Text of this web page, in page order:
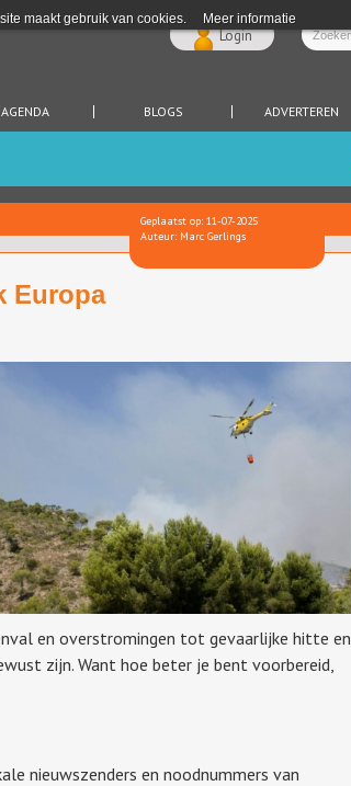
maakt gebruik van cookies. Meer informatie
Login
AGENDA BLOGS ADVERTEREN
Geplaatst op: 11-07-2025
Auteur: Marc Gerlings
Europa
en overstromingen tot gevaarlijke hitte en
zijn. Want hoe beter je bent voorbereid,
nieuwszenders en noodnummers van